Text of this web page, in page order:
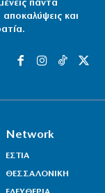
πάντα
αποκαλύψεις και
Network
ΕΣΤΙΑ
ΘΕΣΣΑΛΟΝΙΚΗ